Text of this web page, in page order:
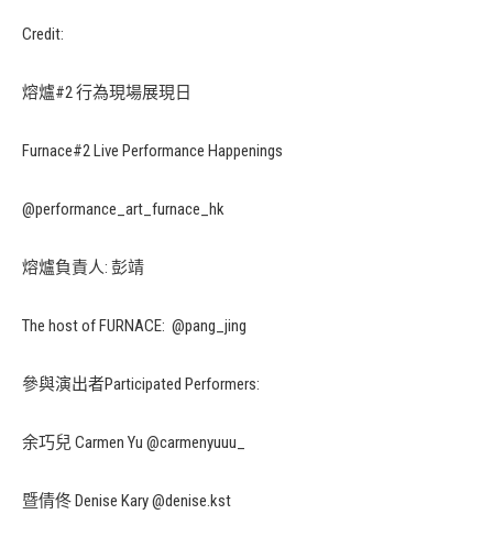
Credit:
熔爐#2 行為現場展現日
Furnace#2 Live Performance Happenings
@performance_art_furnace_hk
熔爐負責人: 彭靖
The host of FURNACE: @pang_jing
參與演出者Participated Performers:
余巧兒 Carmen Yu @carmenyuuu_
暨倩佟 Denise Kary @denise.kst